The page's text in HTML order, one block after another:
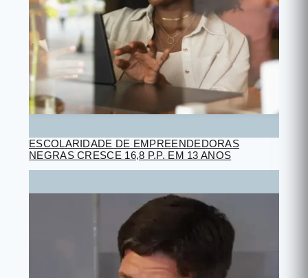
ESCOLARIDADE DE EMPREENDEDORAS
NEGRAS CRESCE 16,8 P.P. EM 13 ANOS